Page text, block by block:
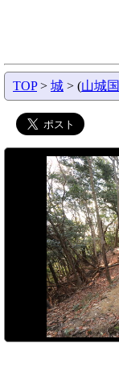
TOP> 城 > (山城国